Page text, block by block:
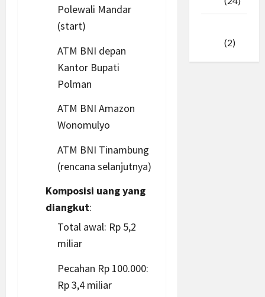
Polewali Mandar
(start)
ATM BNI depan
Kantor Bupati
Polman
ATM BNI Amazon
Wonomulyo
ATM BNI Tinambung
(rencana selanjutnya)
Komposisi uang yang
diangkut:
Total awal: Rp 5,2
miliar
Pecahan Rp 100.000:
Rp 3,4 miliar
(2)